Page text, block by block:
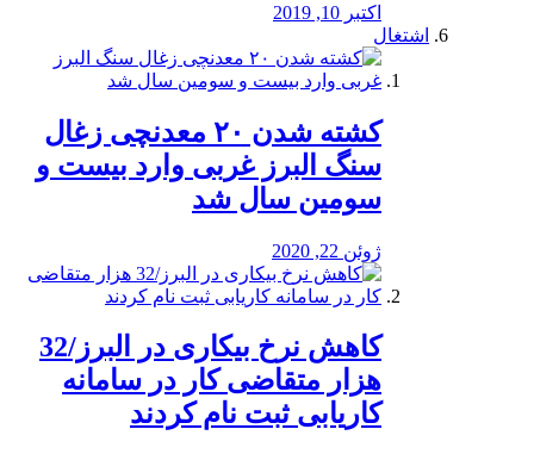
اکتبر 10, 2019
اشتغال
کشته شدن ۲۰ معدنچی زغال
سنگ البرز غربی وارد بیست و
سومین سال شد
ژوئن 22, 2020
کاهش نرخ بیکاری در البرز/32
هزار متقاضی کار در سامانه
کاریابی ثبت نام کردند